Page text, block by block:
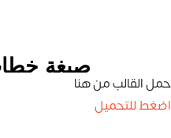
حمل القالب من هنا
اضغط للتحميل